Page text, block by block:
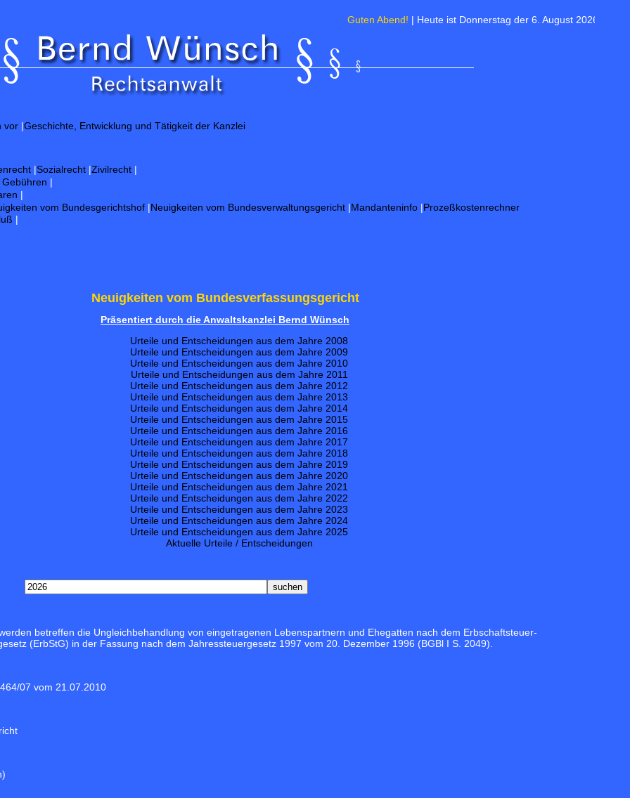
Guten Abend!| Heute ist Donnerstag der 6. August 2026 | Sommerzeit :
vor |Geschichte, Entwicklung und Tätigkeit der Kanzlei
|Sozialrecht |Zivilrecht |
|
|
vom Bundesgerichtshof |Neuigkeiten vom Bundesverwaltungsgericht |Mandanteninfo |Prozeßkostenrechner
|
Neuigkeiten vom Bundesverfassungsgericht
Präsentiert durch die Anwaltskanzlei Bernd Wünsch
Urteile und Entscheidungen aus dem Jahre 2008
Urteile und Entscheidungen aus dem Jahre 2009
Urteile und Entscheidungen aus dem Jahre 2010
Urteile und Entscheidungen aus dem Jahre 2011
Urteile und Entscheidungen aus dem Jahre 2012
Urteile und Entscheidungen aus dem Jahre 2013
Urteile und Entscheidungen aus dem Jahre 2014
Urteile und Entscheidungen aus dem Jahre 2015
Urteile und Entscheidungen aus dem Jahre 2016
Urteile und Entscheidungen aus dem Jahre 2017
Urteile und Entscheidungen aus dem Jahre 2018
Urteile und Entscheidungen aus dem Jahre 2019
Urteile und Entscheidungen aus dem Jahre 2020
Urteile und Entscheidungen aus dem Jahre 2021
Urteile und Entscheidungen aus dem Jahre 2022
Urteile und Entscheidungen aus dem Jahre 2023
Urteile und Entscheidungen aus dem Jahre 2024
Urteile und Entscheidungen aus dem Jahre 2025
Aktuelle Urteile / Entscheidungen
betreffen die Ungleichbehandlung von eingetragenen Lebenspartnern und Ehegatten nach dem Erbschaftsteuer-
(ErbStG) in der Fassung nach dem Jahressteuergesetz 1997 vom 20. Dezember 1996 (BGBl I S. 2049).
07 vom 21.07.2010